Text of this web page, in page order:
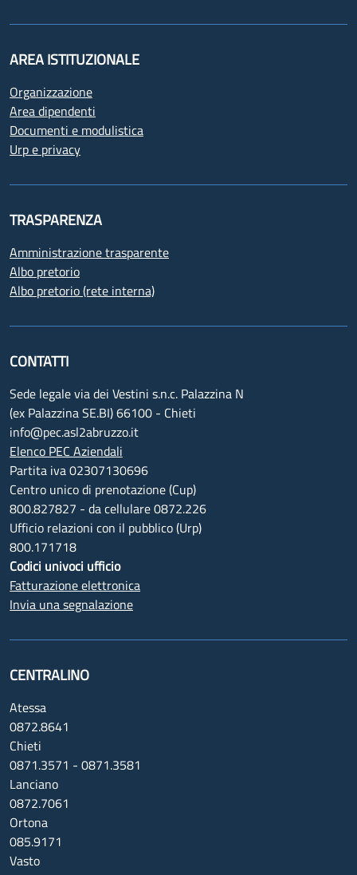
AREA ISTITUZIONALE
Organizzazione
Area dipendenti
Documenti e modulistica
Urp e privacy
TRASPARENZA
Amministrazione trasparente
Albo pretorio
Albo pretorio (rete interna)
CONTATTI
Sede legale via dei Vestini s.n.c. Palazzina N
(ex Palazzina SE.BI) 66100 - Chieti
info@pec.asl2abruzzo.it
Elenco PEC Aziendali
Partita iva 02307130696
Centro unico di prenotazione (Cup)
800.827827 - da cellulare 0872.226
Ufficio relazioni con il pubblico (Urp)
800.171718
Codici univoci ufficio
Fatturazione elettronica
Invia una segnalazione
CENTRALINO
Atessa
0872.8641
Chieti
0871.3571 - 0871.3581
Lanciano
0872.7061
Ortona
085.9171
Vasto